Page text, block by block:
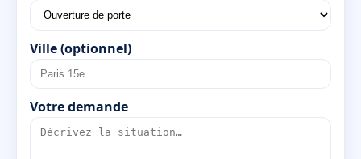
Ville (optionnel)
Votre demande